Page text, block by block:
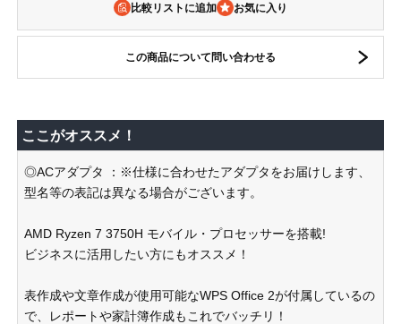
比較リストに追加
この商品について問い合わせる
ここがオススメ！
◎ACアダプタ ：※仕様に合わせたアダプタをお届けします、
型名等の表記は異なる場合がございます。
AMD Ryzen 7 3750H モバイル・プロセッサーを搭載!
ビジネスに活用したい方にもオススメ！
表作成や文章作成が使用可能なWPS Office 2が付属しているの
で、レポートや家計簿作成もこれでバッチリ！